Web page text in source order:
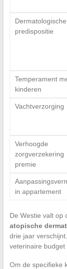
Dermatologische
predispositie
Temperament
kinderen
Vachtverzorging
Verhoogde
zorgverzekering
premie
in appartement
De Westie valt op
atopische
drie jaar
veterinaire budget
Om de specifieke